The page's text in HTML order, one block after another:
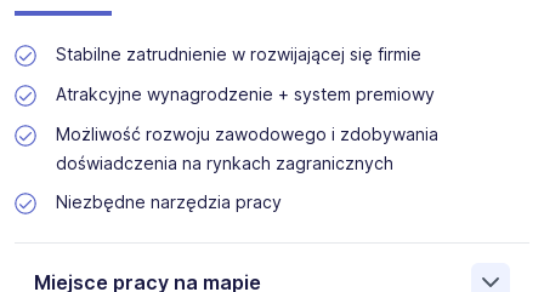
Stabilne zatrudnienie w rozwijającej się firmie
Atrakcyjne wynagrodzenie + system premiowy
Możliwość rozwoju zawodowego i zdobywania
doświadczenia na rynkach zagranicznych
Niezbędne narzędzia pracy
Miejsce pracy na mapie